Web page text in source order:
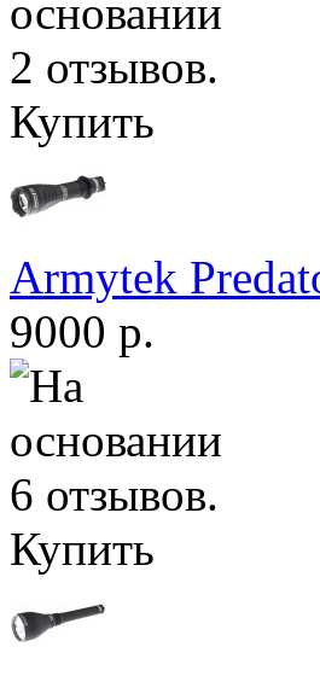
Купить
Armytek
9000 р.
Купить